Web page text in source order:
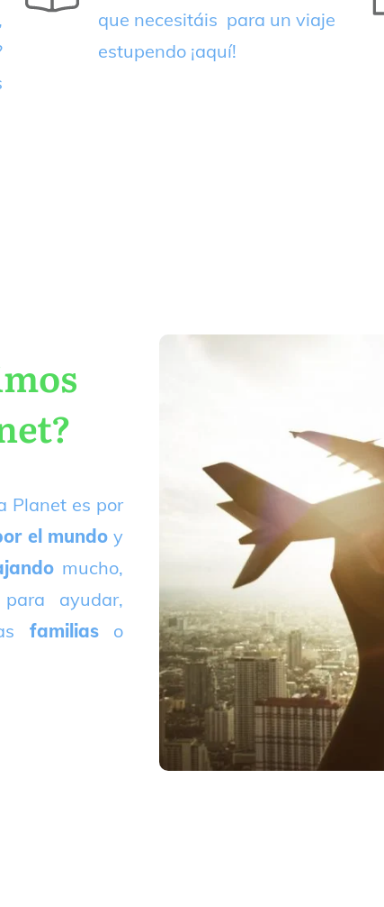
que necesitáis para un viaje
estupendo ¡aquí!
Planet es por
el mundo y
mucho,
para ayudar,
familiaso